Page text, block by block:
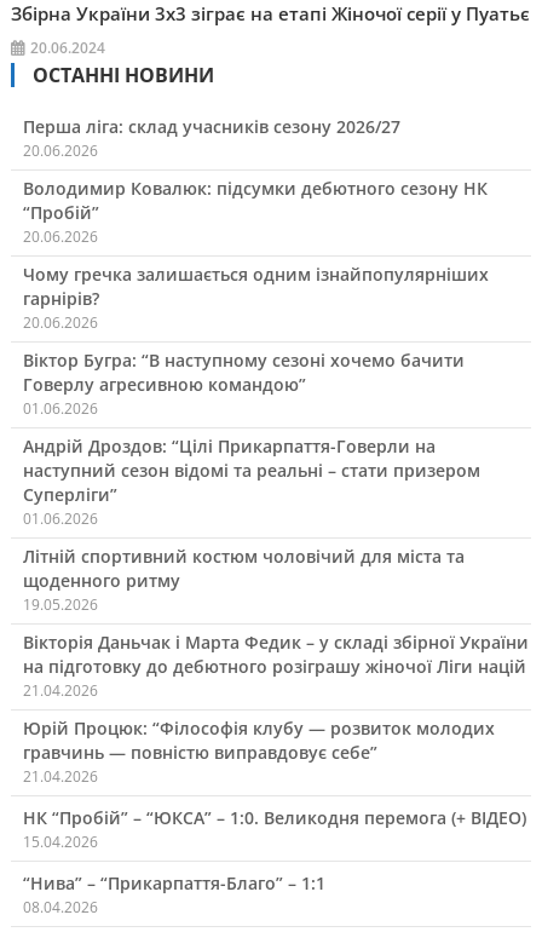
Збірна України 3х3 зіграє на етапі Жіночої серії у Пуатьє
20.06.2024
ОСТАННІ НОВИНИ
Перша ліга: склад учасників сезону 2026/27
20.06.2026
Володимир Ковалюк: підсумки дебютного сезону НК
“Пробій”
20.06.2026
Чому гречка залишається одним ізнайпопулярніших
гарнірів?
20.06.2026
Віктор Бугра: “В наступному сезоні хочемо бачити
Говерлу агресивною командою”
01.06.2026
Андрій Дроздов: “Цілі Прикарпаття-Говерли на
наступний сезон відомі та реальні – стати призером
Суперліги”
01.06.2026
Літній спортивний костюм чоловічий для міста та
щоденного ритму
19.05.2026
Вікторія Даньчак і Марта Федик – у складі збірної України
на підготовку до дебютного розіграшу жіночої Ліги націй
21.04.2026
Юрій Процюк: “Філософія клубу — розвиток молодих
гравчинь — повністю виправдовує себе”
21.04.2026
НК “Пробій” – “ЮКСА” – 1:0. Великодня перемога (+ ВІДЕО)
15.04.2026
“Нива” – “Прикарпаття-Благо” – 1:1
08.04.2026